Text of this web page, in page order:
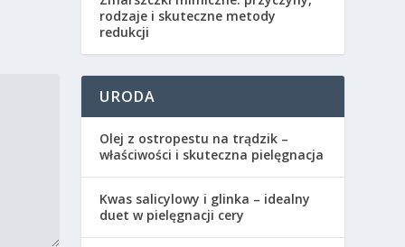
rodzaje i skuteczne metody
redukcji
URODA
Olej z ostropestu na trądzik –
właściwości i skuteczna pielęgnacja
Kwas salicylowy i glinka – idealny
duet w pielęgnacji cery